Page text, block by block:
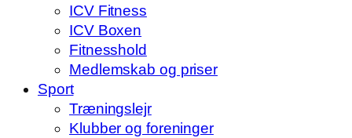
ICV Fitness
ICV Boxen
Fitnesshold
Medlemskab og priser
Sport
Træningslejr
Klubber og foreninger